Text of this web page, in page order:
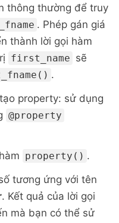
thông thường để truy
. Phép gán giá
thành lời gọi hàm
first_name sẽ
.
property: sử dụng
@property
property() .
tương ứng với tên
. Kết quả của lời gọi
mà bạn có thể sử